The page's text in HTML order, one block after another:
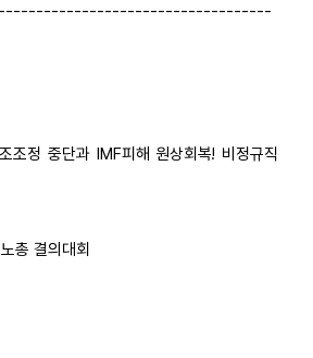
조정 중단과 IMF피해 원상회복! 비정규직
총 결의대회